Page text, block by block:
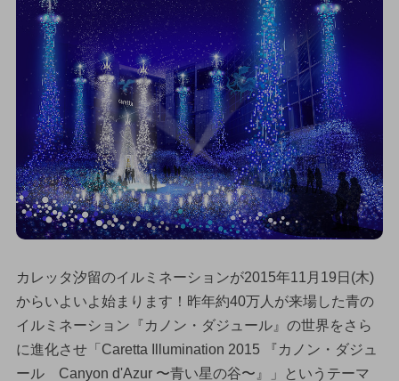
カレッタ汐留のイルミネーションが2015年11月19日(木)
からいよいよ始まります！昨年約40万人が来場した青の
イルミネーション『カノン・ダジュール』の世界をさら
に進化させ「Caretta Illumination 2015 『カノン・ダジュ
ール Canyon d'Azur 〜青い星の谷〜』」というテーマ